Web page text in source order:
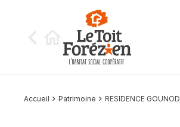
Accueil Patrimoine RESIDENCE GOUNOD